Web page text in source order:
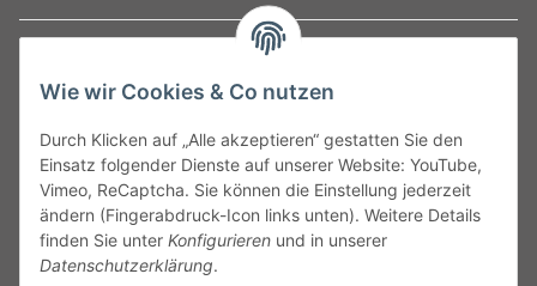
Leibnizstraße 2a
Germany
Phone:+49 40 5287270
Fax:+49 40 5281050
Email:sales@tow-automotive.de
Wie wir Cookies & Co nutzen
Durch Klicken auf „Alle akzeptieren“ gestatten Sie den
Einsatz folgender Dienste auf unserer Website: YouTube,
Vimeo, ReCaptcha. Sie können die Einstellung jederzeit
ändern (Fingerabdruck-Icon links unten). Weitere Details
finden Sie unter Konfigurieren und in unserer
Datenschutzerklärung.